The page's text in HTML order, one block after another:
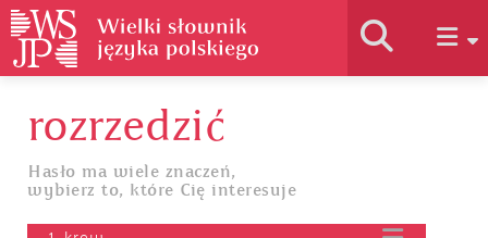
Historia słownika
Jak korzystać
rozrzedzić
Hasło ma wiele znaczeń,
wybierz to, które Cię interesuje